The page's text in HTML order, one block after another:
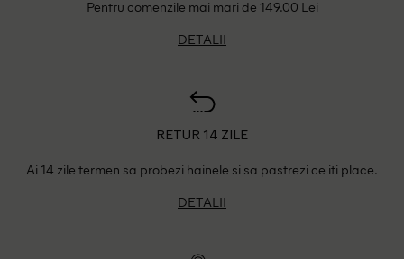
Pentru comenzile mai mari de 149.00 Lei
DETALII
RETUR 14 ZILE
Ai 14 zile termen sa probezi hainele si sa pastrezi ce iti place.
DETALII